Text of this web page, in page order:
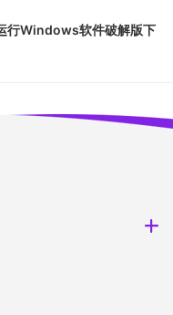
Windows软件破解版下